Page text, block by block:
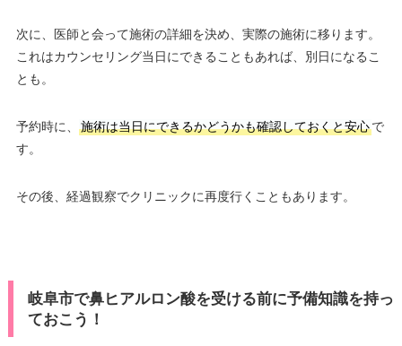
次に、医師と会って施術の詳細を決め、実際の施術に移ります。
これはカウンセリング当日にできることもあれば、別日になるこ
とも。
予約時に、 施術は当日にできるかどうかも確認しておくと安心で
す。
その後、経過観察でクリニックに再度行くこともあります。
岐阜市で鼻ヒアルロン酸を受ける前に予備知識を持っ
ておこう！